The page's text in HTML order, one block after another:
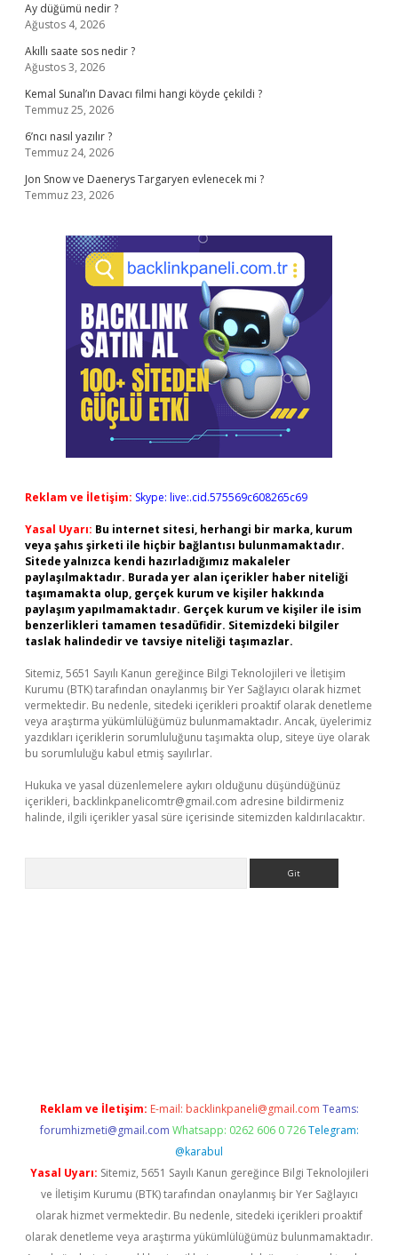
Ay düğümü nedir ?
Ağustos 4, 2026
Akıllı saate sos nedir ?
Ağustos 3, 2026
Kemal Sunal’ın Davacı filmi hangi köyde çekildi ?
Temmuz 25, 2026
6’ncı nasıl yazılır ?
Temmuz 24, 2026
Jon Snow ve Daenerys Targaryen evlenecek mi ?
Temmuz 23, 2026
Reklam ve İletişim: Skype: live:.cid.575569c608265c69
Yasal Uyarı: Bu internet sitesi, herhangi bir marka, kurum
veya şahıs şirketi ile hiçbir bağlantısı bulunmamaktadır.
Sitede yalnızca kendi hazırladığımız makaleler
paylaşılmaktadır. Burada yer alan içerikler haber niteliği
taşımamakta olup, gerçek kurum ve kişiler hakkında
paylaşım yapılmamaktadır. Gerçek kurum ve kişiler ile isim
benzerlikleri tamamen tesadüfidir. Sitemizdeki bilgiler
taslak halindedir ve tavsiye niteliği taşımazlar.
Sitemiz, 5651 Sayılı Kanun gereğince Bilgi Teknolojileri ve İletişim
Kurumu (BTK) tarafından onaylanmış bir Yer Sağlayıcı olarak hizmet
vermektedir. Bu nedenle, sitedeki içerikleri proaktif olarak denetleme
veya araştırma yükümlülüğümüz bulunmamaktadır. Ancak, üyelerimiz
yazdıkları içeriklerin sorumluluğunu taşımakta olup, siteye üye olarak
bu sorumluluğu kabul etmiş sayılırlar.
Hukuka ve yasal düzenlemelere aykırı olduğunu düşündüğünüz
içerikleri, backlinkpanelicomtr@gmail.com adresine bildirmeniz
halinde, ilgili içerikler yasal süre içerisinde sitemizden kaldırılacaktır.
Reklam ve İletişim: E-mail: backlinkpaneli@gmail.com Teams:
forumhizmeti@gmail.com Whatsapp: 0262 606 0 726 Telegram:
@karabul
Yasal Uyarı: Sitemiz, 5651 Sayılı Kanun gereğince Bilgi Teknolojileri
ve İletişim Kurumu (BTK) tarafından onaylanmış bir Yer Sağlayıcı
olarak hizmet vermektedir. Bu nedenle, sitedeki içerikleri proaktif
olarak denetleme veya araştırma yükümlülüğümüz bulunmamaktadır.